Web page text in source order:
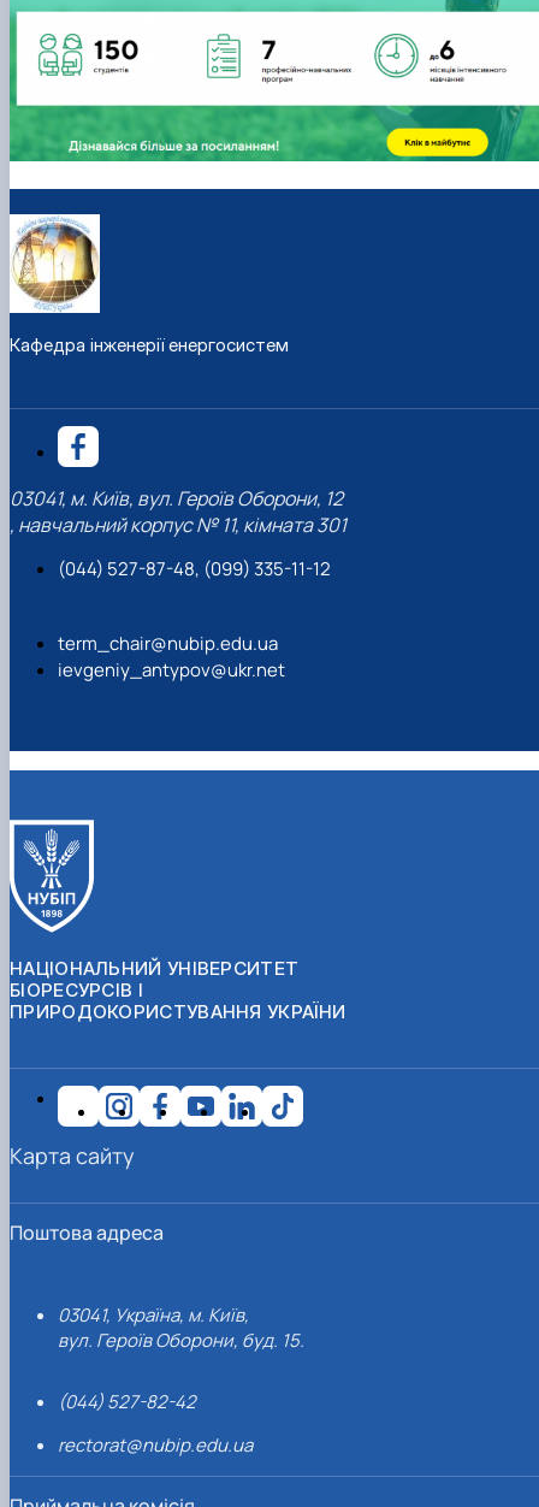
Кафедра інженерії енергосистем
03041, м. Київ, вул. Героїв Оборони, 12
, навчальний корпус № 11, кімната 301
(044) 527-87-48, (099) 335-11-12
term_chair@nubip.edu.ua
ievgeniy_antypov@ukr.net
НАЦІОНАЛЬНИЙ УНІВЕРСИТЕТ
БІОРЕСУРСІВ І
ПРИРОДОКОРИСТУВАННЯ УКРАЇНИ
Поштова адреса
03041, Україна, м. Київ,
вул. Героїв Оборони, буд. 15.
(044) 527-82-42
rectorat@nubip.edu.ua
Карта сайту